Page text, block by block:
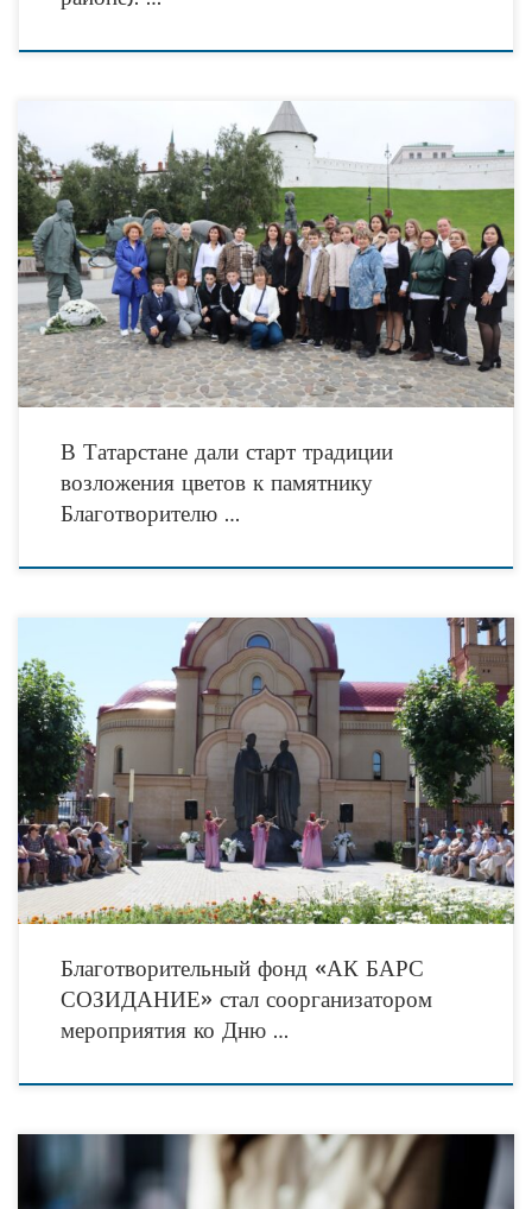
5 сентября 2025 года стал важной вехой в истории благотворительности
Республики Татарстан. В Общественной палате РТ состоялась церемония
награждения победителей юбилейного V Республиканского конкурса юных
В Татарстане дали старт традиции
возложения цветов к памятнику
Благотворителю …
Сегодня на Архиерейском подворье священномученика Кирилла в Казани
состоялось праздничное мероприятие, посвященное Дню семьи, любви и
верности. Местные жители и прихожане храма пришли отметить важный
Благотворительный фонд «АК БАРС
СОЗИДАНИЕ» стал соорганизатором
мероприятия ко Дню …